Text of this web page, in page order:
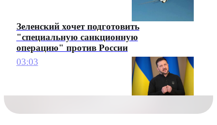
Зеленский хочет подготовить
"специальную санкционную
операцию" против России
03:03